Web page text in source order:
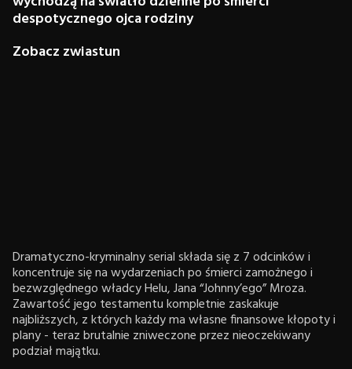
despotycznego ojca rodziny
Zobacz zwiastun
Dramatyczno-kryminalny serial składa się z 7 odcinków i
koncentruje się na wydarzeniach po śmierci zamożnego i
bezwzględnego władcy Helu, Jana “Johnny’ego” Mroza.
Zawartość jego testamentu kompletnie zaskakuje
najbliższych, z których każdy ma własne finansowe kłopoty i
plany - teraz brutalnie zniweczone przez nieoczekiwany
podział majątku.